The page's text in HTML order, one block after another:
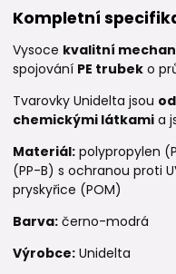
Kompletní
Vysoce kvalitní
spojování PE trubek o
Tvarovky Unidelta jsou
chemickými látkami a
Materiál: polypropylen
(PP-B) s ochranou proti
pryskyřice (POM)
Barva: černo-modrá
Výrobce: Unidelta